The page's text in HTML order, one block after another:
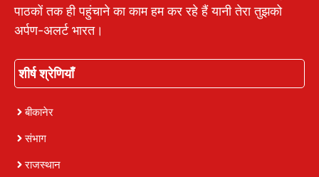
पाठकों तक ही पहुंचाने का काम हम कर रहे हैं यानी तेरा तुझको
अर्पण-अलर्ट भारत।
शीर्ष श्रेणियाँ
बीकानेर
संभाग
राजस्थान